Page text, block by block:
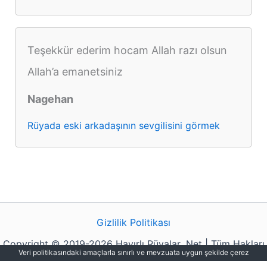
Teşekkür ederim hocam Allah razı olsun
Allah’a emanetsiniz
Nagehan
Rüyada eski arkadaşının sevgilisini görmek
Gizlilik Politikası
Copyright © 2019-2026 Hayırlı Rüyalar .Net | Tüm Hakları
Veri politikasındaki amaçlarla sınırlı ve mevzuata uygun şekilde çerez